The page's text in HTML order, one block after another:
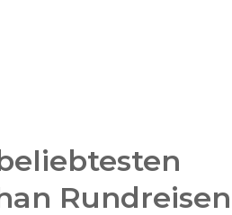
Rundreisen